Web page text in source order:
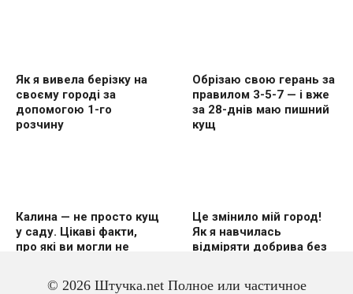
Як я вивела берізку на
своєму городі за
допомогою 1-го
розчину
Обрізаю свою герань за
правилом 3-5-7 — і вже
за 28-днів маю пишний
кущ
Калина — не просто кущ
у саду. Цікаві факти,
про які ви могли не
Це змінило мій город!
Як я навчилась
відміряти добрива без
© 2026 Штучка.net Полное или частичное